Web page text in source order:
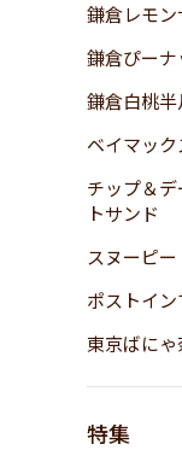
鎌倉レモン
鎌倉ぴーナ
鎌倉白桃半
ベイマッ
チップ＆
トサンド
スヌーピ
ポストイ
東京ばにゃ
特集